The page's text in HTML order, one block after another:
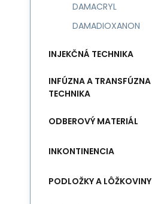
DAMACRYL
DAMADIOXANON
INJEKČNÁ TECHNIKA
INFÚZNA A TRANSFÚZNA
TECHNIKA
ODBEROVÝ MATERIÁL
INKONTINENCIA
PODLOŽKY A LÔŽKOVINY